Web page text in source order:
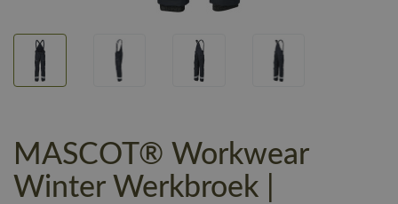
MASCOT® Workwear
Winter Werkbroek |